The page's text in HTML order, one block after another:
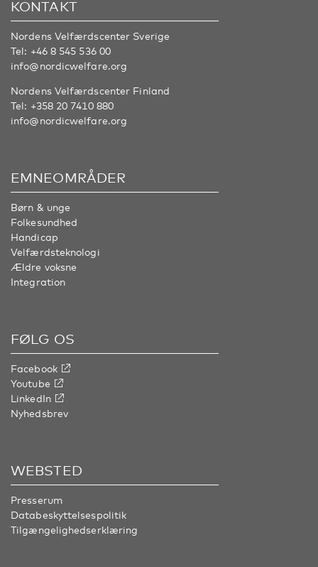
KONTAKT
Nordens Velfærdscenter Sverige
Tel: +46 8 545 536 00
info@nordicwelfare.org
Nordens Velfærdscenter Finland
Tel: +358 20 7410 880
info@nordicwelfare.org
EMNEOMRÅDER
Børn & unge
Folkesundhed
Handicap
Velfærdsteknologi
Ældre voksne
Integration
FØLG OS
Facebook
Youtube
LinkedIn
Nyhedsbrev
WEBSTED
Presserum
Databeskyttelsespolitik
Tilgængelighedserklæring